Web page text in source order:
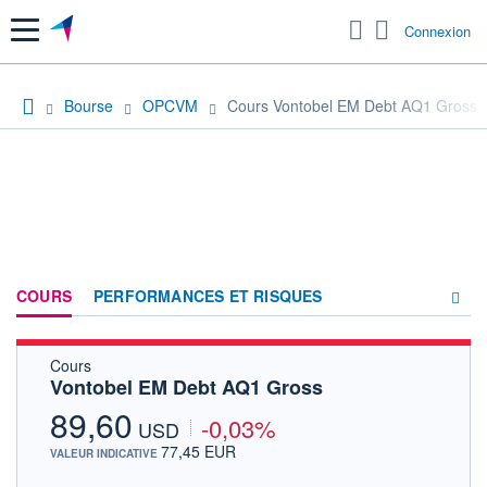
Menu Connexion
Bourse OPCVM Cours Vontobel EM Debt AQ1 Gross
COURS PERFORMANCES ET RISQUES
Cours
Vontobel EM Debt AQ1 Gross
89,60 USD -0,03%
VALEUR INDICATIVE 77,45 EUR